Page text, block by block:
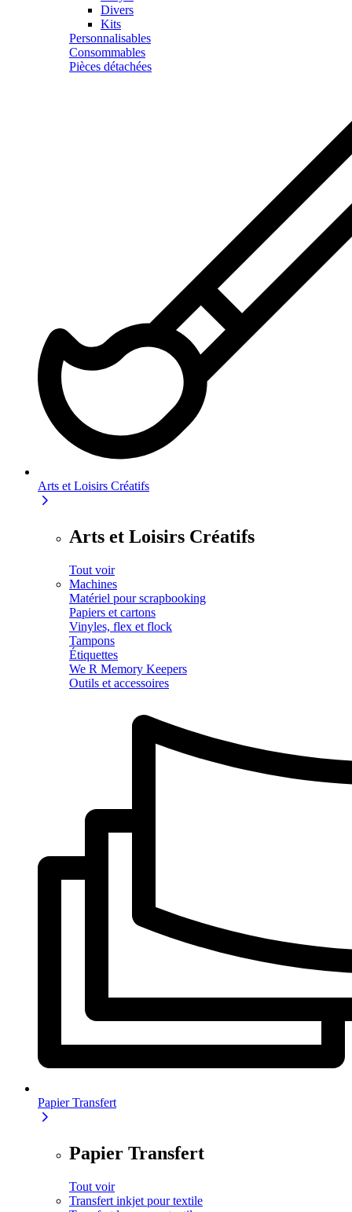
Divers
Kits
Personnalisables
Consommables
Pièces détachées
Arts et Loisirs Créatifs
Arts et Loisirs Créatifs
Tout voir
Machines
Matériel pour scrapbooking
Papiers et cartons
Vinyles, flex et flock
Tampons
Étiquettes
We R Memory Keepers
Outils et accessoires
Papier Transfert
Papier Transfert
Tout voir
Transfert inkjet pour textile